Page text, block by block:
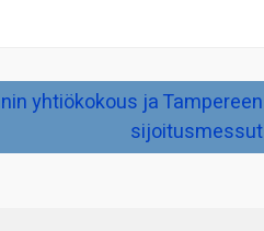
yhtiökokous ja Tampereen
sijoitusmessut